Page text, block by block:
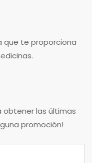
que te proporciona
obtener las últimas
promoción!